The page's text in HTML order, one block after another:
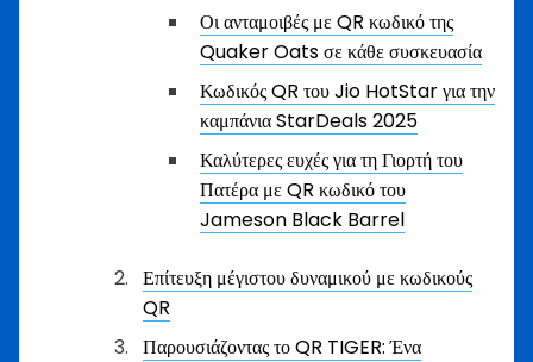
Οι ανταμοιβές με QR κωδικό της
Quaker Oats σε κάθε συσκευασία
Κωδικός QR του Jio HotStar για την
καμπάνια StarDeals 2025
Καλύτερες ευχές για τη Γιορτή του
Πατέρα με QR κωδικό του
Jameson Black Barrel
Επίτευξη μέγιστου δυναμικού με κωδικούς
QR
Παρουσιάζοντας το QR TIGER: Ένα